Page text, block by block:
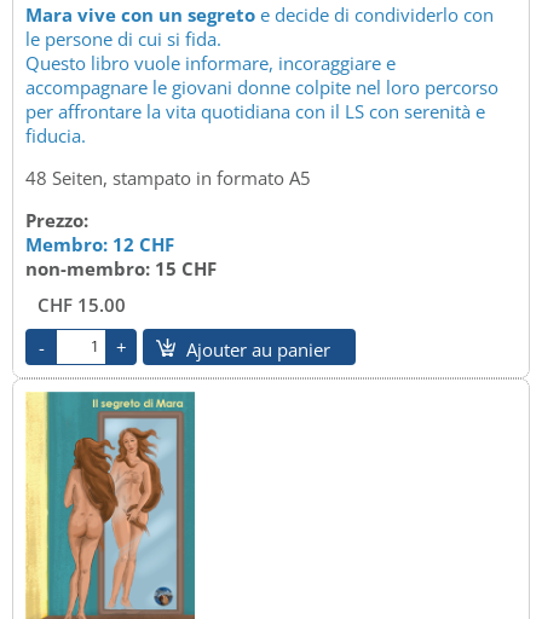
Mara vive con un segreto e decide di condividerlo con
le persone di cui si fida.
Questo libro vuole informare, incoraggiare e
accompagnare le giovani donne colpite nel loro percorso
per affrontare la vita quotidiana con il LS con serenità e
fiducia.
48 Seiten, stampato in formato A5
Prezzo:
Membro: 12 CHF
non-membro: 15 CHF
CHF 15.00
Ajouter au panier